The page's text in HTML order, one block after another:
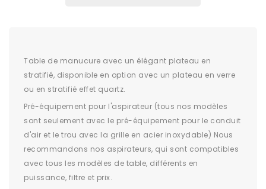
Table de manucure avec un élégant plateau en
stratifié, disponible en option avec un plateau en verre
ou en stratifié effet quartz.
Pré-équipement pour l'aspirateur (tous nos modèles
sont seulement avec le pré-équipement pour le conduit
d'air et le trou avec la grille en acier inoxydable) Nous
recommandons nos aspirateurs, qui sont compatibles
avec tous les modèles de table, différents en
puissance, filtre et prix.